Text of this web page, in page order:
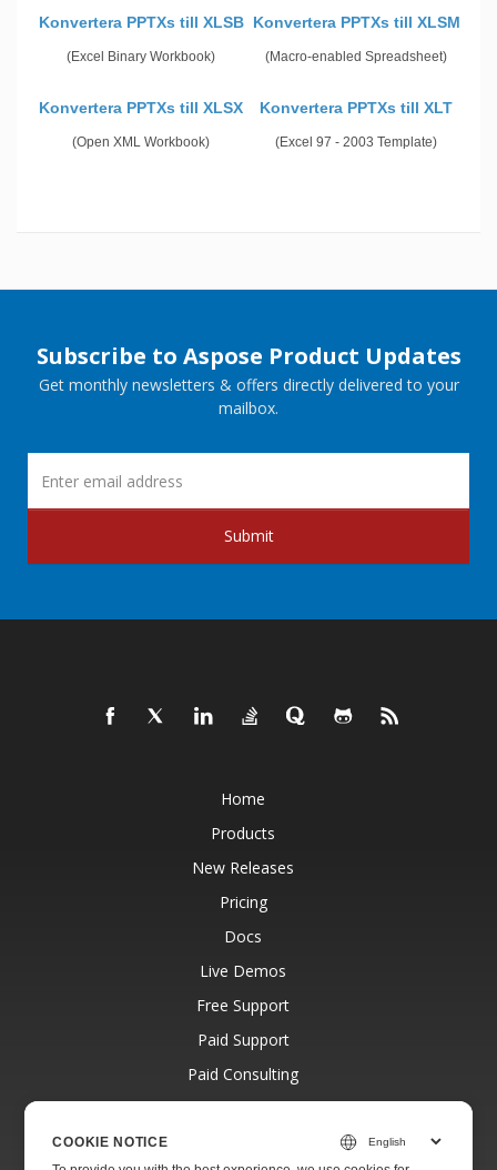
Konvertera PPTXs till XLSB
(Excel Binary Workbook)
Konvertera PPTXs till XLSM
(Macro-enabled Spreadsheet)
Konvertera PPTXs till XLSX
(Open XML Workbook)
Konvertera PPTXs till XLT
(Excel 97 - 2003 Template)
Subscribe to Aspose Product Updates
Get monthly newsletters & offers directly delivered to your
mailbox.
Submit
Home
Products
New Releases
Pricing
Docs
Live Demos
Free Support
Paid Support
Paid Consulting
Blog
COOKIE NOTICE